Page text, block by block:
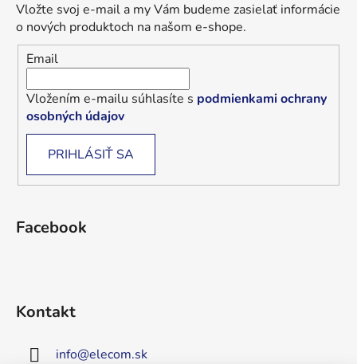
Vložte svoj e-mail a my Vám budeme zasielať informácie
o nových produktoch na našom e-shope.
Email
Vložením e-mailu súhlasíte s podmienkami ochrany
osobných údajov
PRIHLÁSIŤ SA
Facebook
Kontakt
info@elecom.sk